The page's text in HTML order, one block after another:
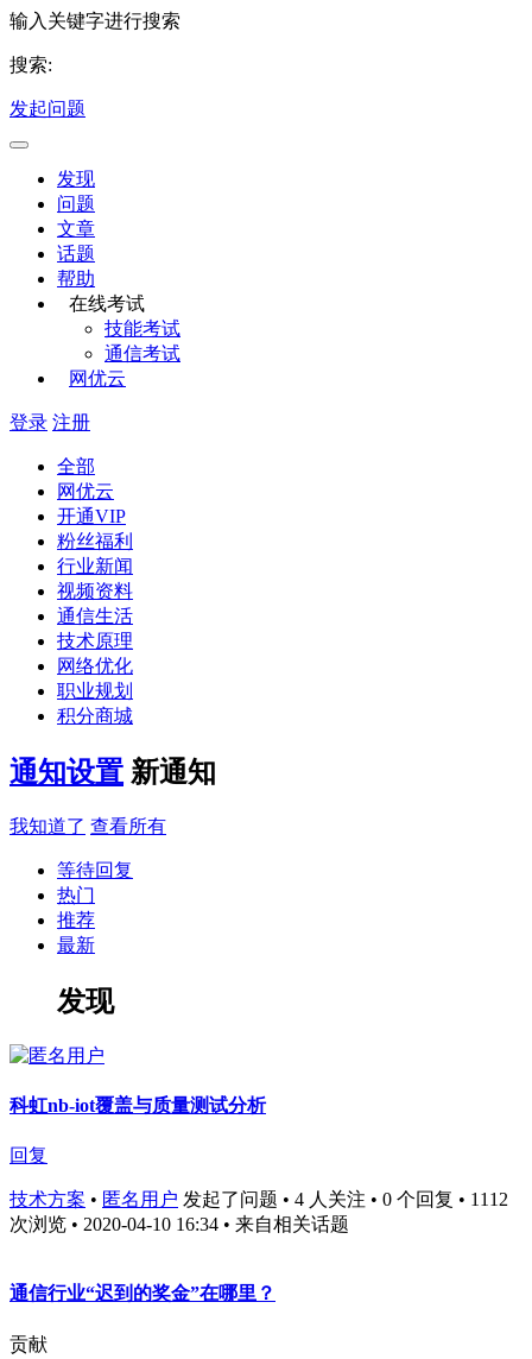
输入关键字进行搜索
搜索:
发起问题
发现
问题
文章
话题
帮助
在线考试
技能考试
通信考试
网优云
登录 注册
全部
网优云
开通VIP
粉丝福利
行业新闻
视频资料
通信生活
技术原理
网络优化
职业规划
积分商城
通知设置 新通知
我知道了 查看所有
等待回复
热门
推荐
最新
发现
科虹nb-iot覆盖与质量测试分析
回复
技术方案 • 匿名用户 发起了问题 • 4 人关注 • 0 个回复 • 1112
次浏览 • 2020-04-10 16:34 • 来自相关话题
通信行业“迟到的奖金”在哪里？
贡献